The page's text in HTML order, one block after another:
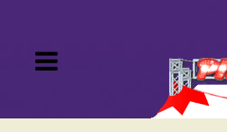
Tournee